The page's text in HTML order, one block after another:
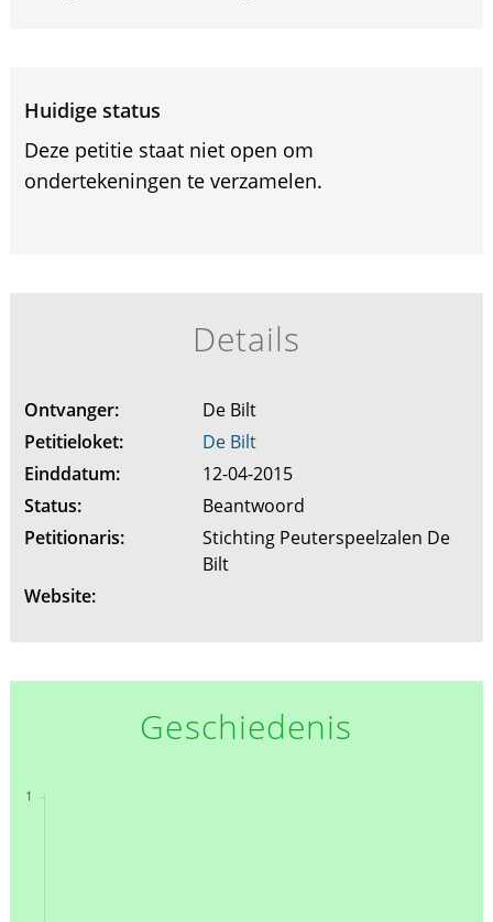
Huidige status
Deze petitie staat niet open om
ondertekeningen te verzamelen.
Details
Ontvanger:
De Bilt
Petitieloket:
De Bilt
Einddatum:
12-04-2015
Status:
Beantwoord
Petitionaris:
Stichting Peuterspeelzalen De
Bilt
Website:
Geschiedenis